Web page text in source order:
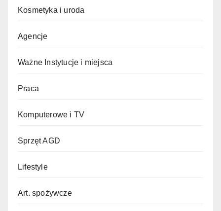
Kosmetyka i uroda
Agencje
Ważne Instytucje i miejsca
Praca
Komputerowe i TV
Sprzęt AGD
Lifestyle
Art. spożywcze